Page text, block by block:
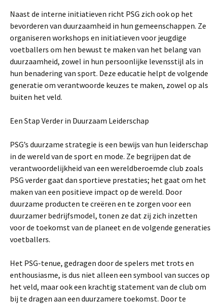
Naast de interne initiatieven richt PSG zich ook op het
bevorderen van duurzaamheid in hun gemeenschappen. Ze
organiseren workshops en initiatieven voor jeugdige
voetballers om hen bewust te maken van het belang van
duurzaamheid, zowel in hun persoonlijke levensstijl als in
hun benadering van sport. Deze educatie helpt de volgende
generatie om verantwoorde keuzes te maken, zowel op als
buiten het veld.
Een Stap Verder in Duurzaam Leiderschap
PSG’s duurzame strategie is een bewijs van hun leiderschap
in de wereld van de sport en mode. Ze begrijpen dat de
verantwoordelijkheid van een wereldberoemde club zoals
PSG verder gaat dan sportieve prestaties; het gaat om het
maken van een positieve impact op de wereld. Door
duurzame producten te creëren en te zorgen voor een
duurzamer bedrijfsmodel, tonen ze dat zij zich inzetten
voor de toekomst van de planeet en de volgende generaties
voetballers.
Het PSG-tenue, gedragen door de spelers met trots en
enthousiasme, is dus niet alleen een symbool van succes op
het veld, maar ook een krachtig statement van de club om
bij te dragen aan een duurzamere toekomst. Door te